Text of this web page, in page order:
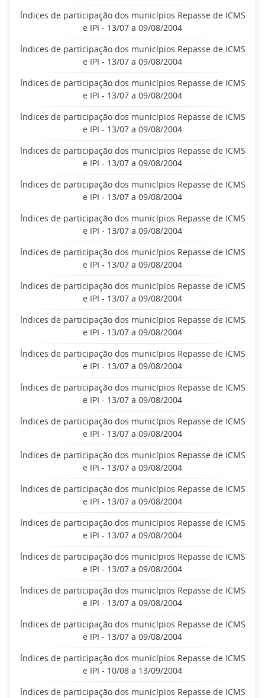
Índices de participação dos municípios Repasse de ICMS
e IPI - 13/07 a 09/08/2004
Índices de participação dos municípios Repasse de ICMS
e IPI - 13/07 a 09/08/2004
Índices de participação dos municípios Repasse de ICMS
e IPI - 13/07 a 09/08/2004
Índices de participação dos municípios Repasse de ICMS
e IPI - 13/07 a 09/08/2004
Índices de participação dos municípios Repasse de ICMS
e IPI - 13/07 a 09/08/2004
Índices de participação dos municípios Repasse de ICMS
e IPI - 13/07 a 09/08/2004
Índices de participação dos municípios Repasse de ICMS
e IPI - 13/07 a 09/08/2004
Índices de participação dos municípios Repasse de ICMS
e IPI - 13/07 a 09/08/2004
Índices de participação dos municípios Repasse de ICMS
e IPI - 13/07 a 09/08/2004
Índices de participação dos municípios Repasse de ICMS
e IPI - 13/07 a 09/08/2004
Índices de participação dos municípios Repasse de ICMS
e IPI - 13/07 a 09/08/2004
Índices de participação dos municípios Repasse de ICMS
e IPI - 13/07 a 09/08/2004
Índices de participação dos municípios Repasse de ICMS
e IPI - 13/07 a 09/08/2004
Índices de participação dos municípios Repasse de ICMS
e IPI - 13/07 a 09/08/2004
Índices de participação dos municípios Repasse de ICMS
e IPI - 13/07 a 09/08/2004
Índices de participação dos municípios Repasse de ICMS
e IPI - 13/07 a 09/08/2004
Índices de participação dos municípios Repasse de ICMS
e IPI - 13/07 a 09/08/2004
Índices de participação dos municípios Repasse de ICMS
e IPI - 13/07 a 09/08/2004
Índices de participação dos municípios Repasse de ICMS
e IPI - 13/07 a 09/08/2004
Índices de participação dos municípios Repasse de ICMS
e IPI - 10/08 a 13/09/2004
Índices de participação dos municípios Repasse de ICMS